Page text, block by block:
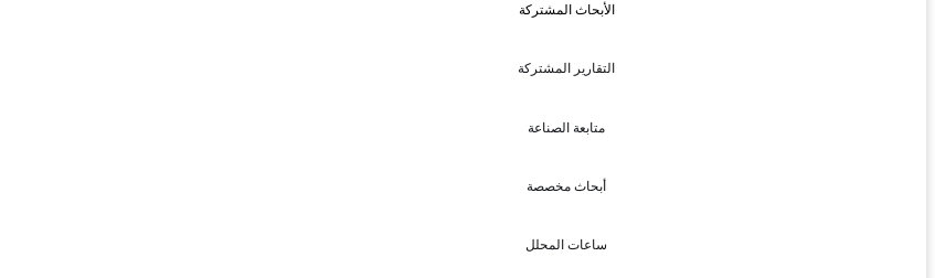
الأبحاث المشتركة
التقارير المشتركة
متابعة الصناعة
أبحاث مخصصة
ساعات المحلل